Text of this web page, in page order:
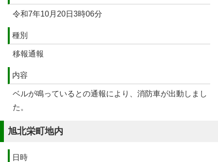
令和7年10月20日3時06分
種別
移報通報
内容
ベルが鳴っているとの通報により、消防車が出動しまし
た。
旭北栄町地内
日時